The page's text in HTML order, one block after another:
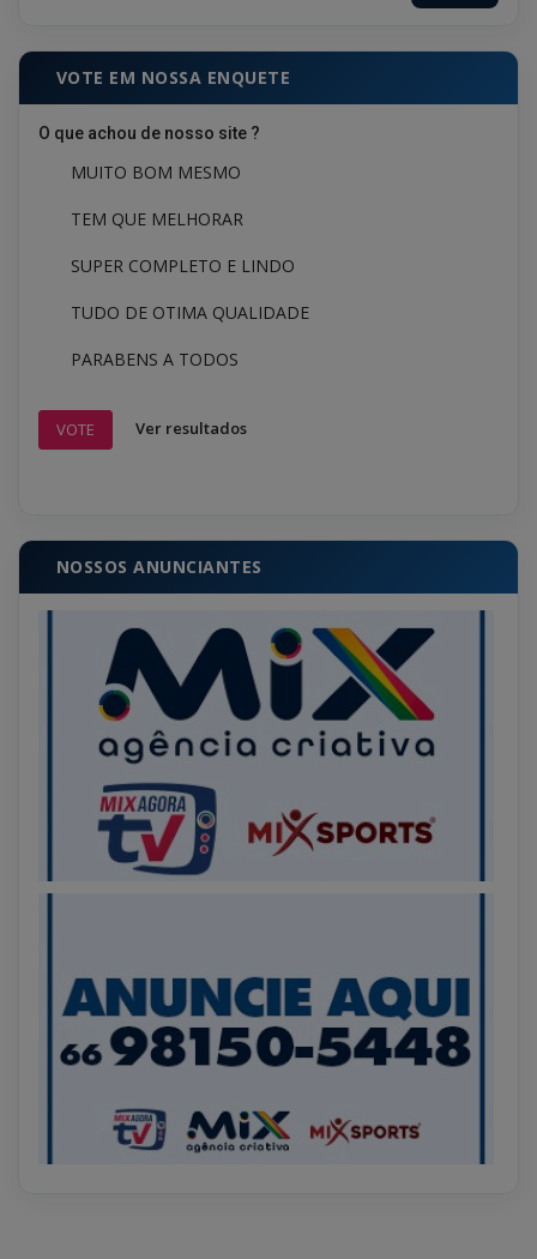
VOTE EM NOSSA ENQUETE
O que achou de nosso site ?
MUITO BOM MESMO
TEM QUE MELHORAR
SUPER COMPLETO E LINDO
TUDO DE OTIMA QUALIDADE
PARABENS A TODOS
VOTE Ver resultados
NOSSOS ANUNCIANTES